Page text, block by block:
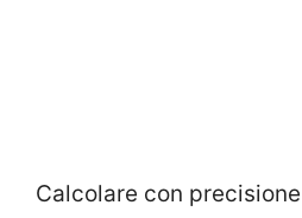
Calcolare con